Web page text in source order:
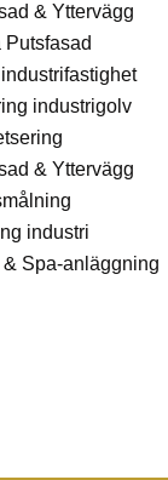
& Yttervägg
industrigolv
& Yttervägg
industri
Spa-anläggning